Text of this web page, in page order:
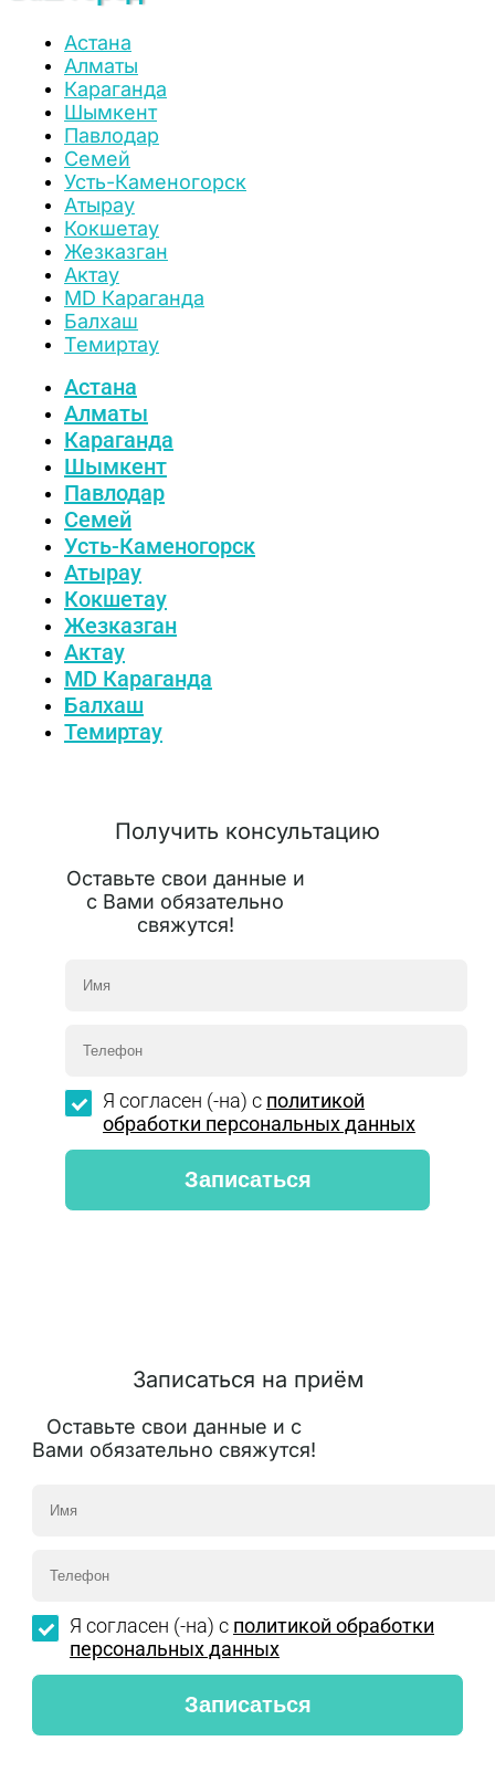
Астана
Алматы
Караганда
Шымкент
Павлодар
Семей
Усть-Каменогорск
Атырау
Кокшетау
Жезказган
Актау
MD Караганда
Балхаш
Темиртау
Астана
Алматы
Караганда
Шымкент
Павлодар
Семей
Усть-Каменогорск
Атырау
Кокшетау
Жезказган
Актау
MD Караганда
Балхаш
Темиртау
Получить консультацию
Оставьте свои данные и
с Вами обязательно
свяжутся!
Я согласен (-на) с политикой
обработки персональных данных
Записаться на приём
Оставьте свои данные и с
Вами обязательно свяжутся!
Я согласен (-на) с политикой обработки
персональных данных